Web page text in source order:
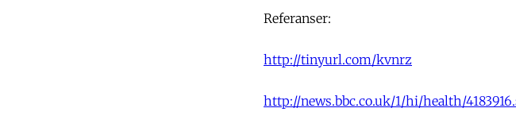
Referanser:
http://tinyurl.com/kvnrz
http://news.bbc.co.uk/1/hi/health/